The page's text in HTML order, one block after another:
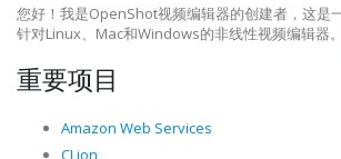
您好！我是OpenShot视频编辑器的创建者，这是
针对Linux、Mac和Windows的非线性视频编辑器。
重要项目
Amazon Web Services